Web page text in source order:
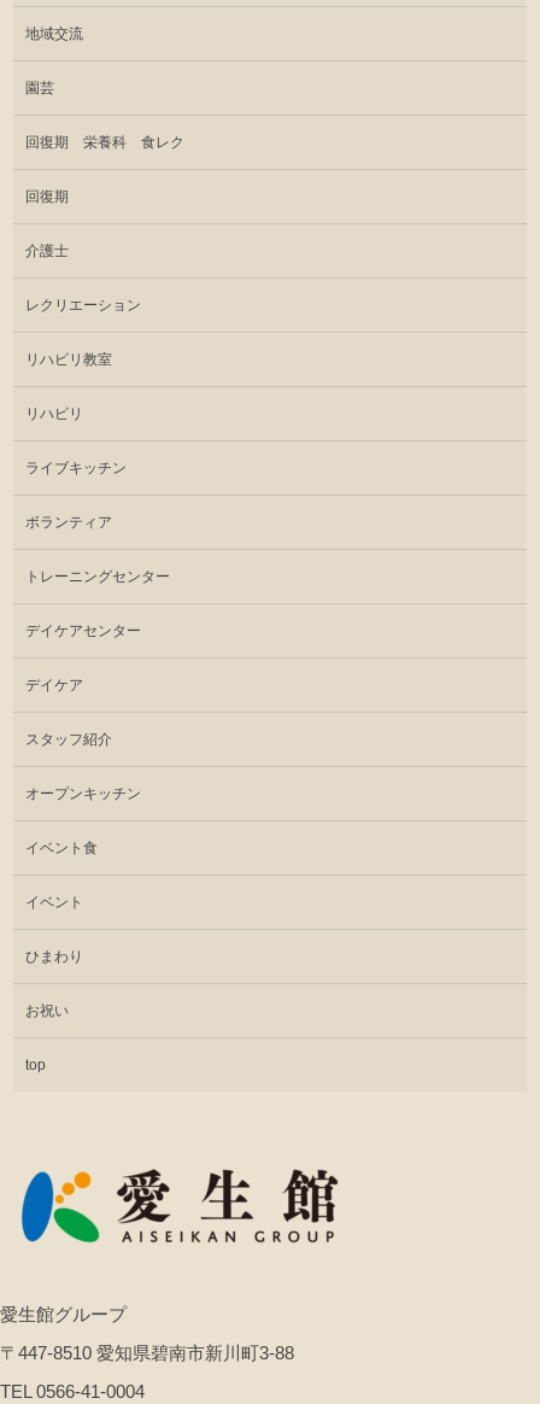
地域交流
園芸
回復期 栄養科 食レク
回復期
介護士
レクリエーション
リハビリ教室
リハビリ
ライブキッチン
ボランティア
トレーニングセンター
デイケアセンター
デイケア
スタッフ紹介
オープンキッチン
イベント食
イベント
ひまわり
お祝い
top
愛生館グループ
〒447-8510 愛知県碧南市新川町3-88
TEL 0566-41-0004